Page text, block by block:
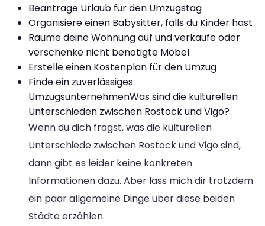
Beantrage Urlaub für den Umzugstag
Organisiere einen Babysitter, falls du Kinder hast
Räume deine Wohnung auf und verkaufe oder
verschenke nicht benötigte Möbel
Erstelle einen Kostenplan für den Umzug
Finde ein zuverlässiges
UmzugsunternehmenWas sind die kulturellen
Unterschieden zwischen Rostock und Vigo?
Wenn du dich fragst, was die kulturellen
Unterschiede zwischen Rostock und Vigo sind,
dann gibt es leider keine konkreten
Informationen dazu. Aber lass mich dir trotzdem
ein paar allgemeine Dinge über diese beiden
Städte erzählen.